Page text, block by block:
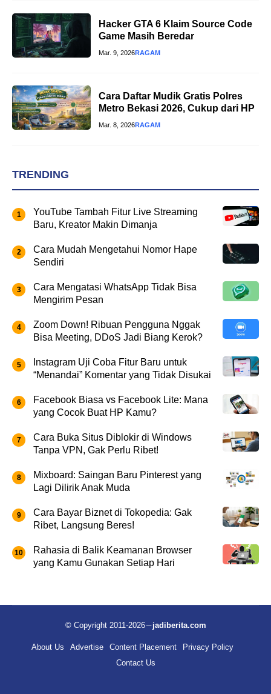
Hacker GTA 6 Klaim Source Code
Game Masih Beredar
Mar. 9, 2026RAGAM
Cara Daftar Mudik Gratis Polres
Metro Bekasi 2026, Cukup dari HP
Mar. 8, 2026RAGAM
TRENDING
YouTube Tambah Fitur Live Streaming
Baru, Kreator Makin Dimanja
Cara Mudah Mengetahui Nomor Hape
Sendiri
Cara Mengatasi WhatsApp Tidak Bisa
Mengirim Pesan
Zoom Down! Ribuan Pengguna Nggak
Bisa Meeting, DDoS Jadi Biang Kerok?
Instagram Uji Coba Fitur Baru untuk
“Menandai” Komentar yang Tidak Disukai
Facebook Biasa vs Facebook Lite: Mana
yang Cocok Buat HP Kamu?
Cara Buka Situs Diblokir di Windows
Tanpa VPN, Gak Perlu Ribet!
Mixboard: Saingan Baru Pinterest yang
Lagi Dilirik Anak Muda
Cara Bayar Biznet di Tokopedia: Gak
Ribet, Langsung Beres!
Rahasia di Balik Keamanan Browser
yang Kamu Gunakan Setiap Hari
© Copyright 2011-2026 jadiberita.com
About Us Advertise Content Placement
Privacy Policy
Contact Us